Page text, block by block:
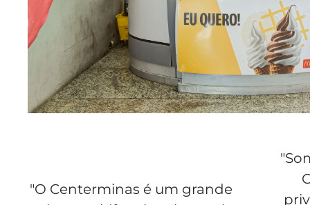
"O Centerminas é um grande